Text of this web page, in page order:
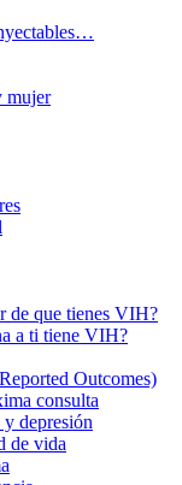
mujer
de que tienes VIH?
a ti tiene VIH?
Outcomes)
consulta
depresión
de vida